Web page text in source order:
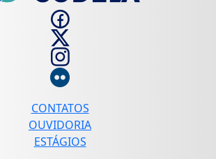
CONTATOS
OUVIDORIA
ESTÁGIOS